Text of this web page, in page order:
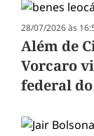
28/07/2026 às
Além de
Vorcaro
federal